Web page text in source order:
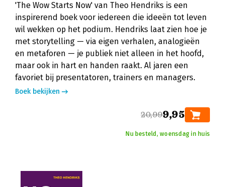
'The Wow Starts Now' van Theo Hendriks is een
inspirerend boek voor iedereen die ideeën tot leven
wil wekken op het podium. Hendriks laat zien hoe je
met storytelling — via eigen verhalen, analogieën
en metaforen — je publiek niet alleen in het hoofd,
maar ook in hart en handen raakt. Al jaren een
favoriet bij presentatoren, trainers en managers.
Boek bekijken
20,999,95
Nu besteld, woensdag in huis